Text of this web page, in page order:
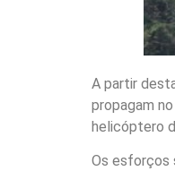
A partir
propagam
helicóptero
Os esforços